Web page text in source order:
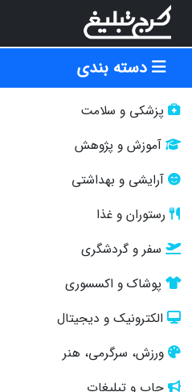
دسته بندی
پزشکی و سلامت
آموزش و پژوهش
آرایشی و بهداشتی
رستوران و غذا
سفر و گردشگری
پوشاک و اکسسوری
الکترونیک و دیجیتال
ورزش، سرگرمی، هنر
چاپ و تبلیغات